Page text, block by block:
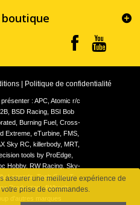
assurer une meilleure expérience de
prise de commandes.
Politique de confidentialité
: APC, Atomic r/c
BSD Racing, BSI Bob
Burning Fuel, Cross-
Extreme, eTurbine, FMS,
Sky RC, killerbody, MRT,
tools by ProEdge,
Hobby, RW Racing, Sky-
Legends, Tech One, T-
Production, 4Wheels,
d'autres marques